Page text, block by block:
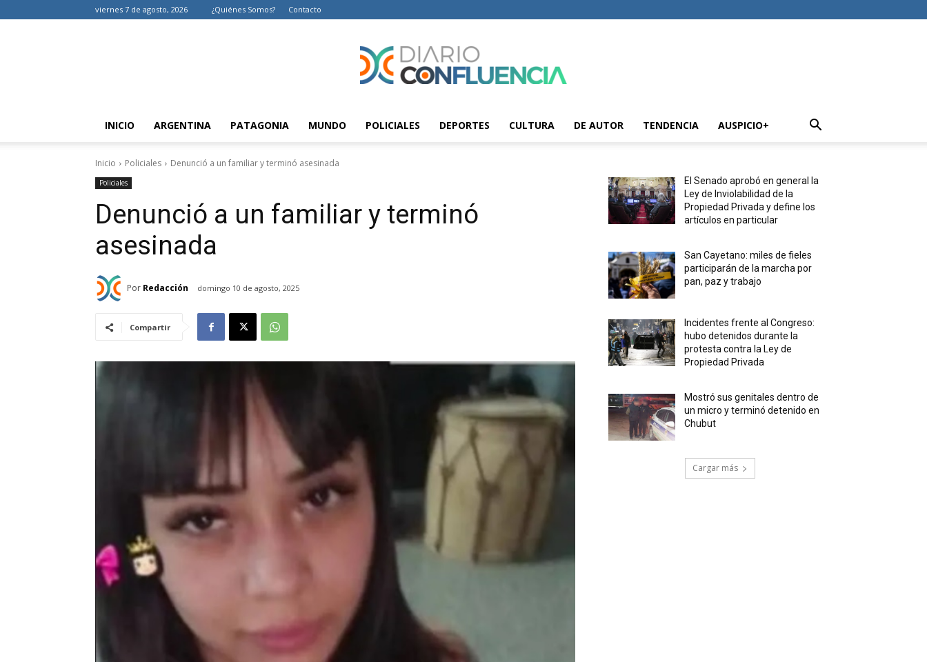
viernes 7 de agosto, 2026 ¿Quiénes Somos? Contacto
Diario
Confluencia
Noticias
INICIO ARGENTINA PATAGONIA MUNDO POLICIALES DEPORTES CULTURA DE AUTOR TENDENCIA AUSPICIO+
Inicio Policiales Denunció a un familiar y terminó asesinada
Policiales
Denunció a un familiar y terminó
asesinada
Por Redacción domingo 10 de agosto, 2025
Compartir
El Senado aprobó en general la
Ley de Inviolabilidad de la
Propiedad Privada y define los
artículos en particular
San Cayetano: miles de fieles
participarán de la marcha por
pan, paz y trabajo
Incidentes frente al Congreso:
hubo detenidos durante la
protesta contra la Ley de
Propiedad Privada
Mostró sus genitales dentro de
un micro y terminó detenido en
Chubut
Cargar más